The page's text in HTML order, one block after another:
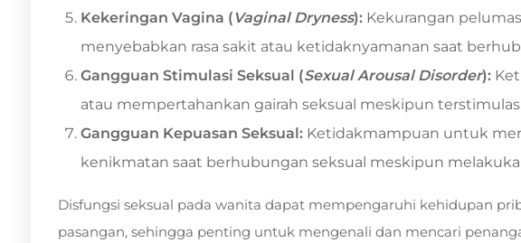
Kekeringan Vagina (Vaginal Dryness): Kekurangan
menyebabkan rasa sakit atau ketidaknyamanan saat
Gangguan Stimulasi Seksual (Sexual Arousal Disorder):
atau mempertahankan gairah seksual meskipun
Gangguan Kepuasan Seksual: Ketidakmampuan untuk
kenikmatan saat berhubungan seksual meskipun
Disfungsi seksual pada wanita dapat mempengaruhi kehidupan
pasangan, sehingga penting untuk mengenali dan mencari